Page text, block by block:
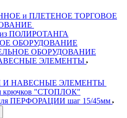
и ПЛЕТЕНОЕ ТОРГОВОЕ
из ПОЛИРОТАНГА
ОБОРУДОВАНИЕ
ОБОРУДОВАНИЕ
ЭЛЕМЕНТЫ
И НАВЕСНЫЕ ЭЛЕМЕНТЫ
крючков "СТОПЛОК"
ПЕРФОРАЦИИ шаг 15/45мм